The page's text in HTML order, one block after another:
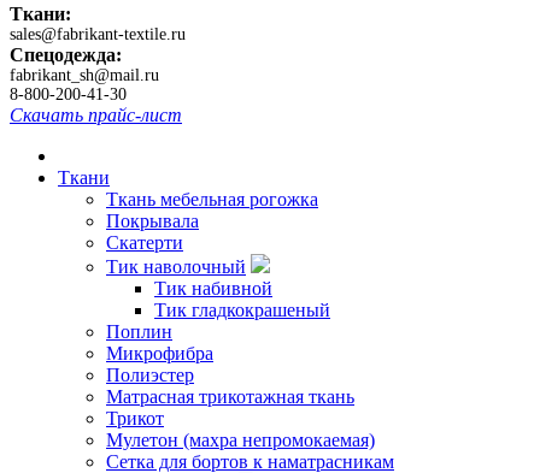
Ткани:
sales@fabrikant-textile.ru
Спецодежда:
fabrikant_sh@mail.ru
8-800-200-41-30
Скачать прайс-лист
Ткани
Ткань мебельная рогожка
Покрывала
Скатерти
Тик наволочный
Тик набивной
Тик гладкокрашеный
Поплин
Микрофибра
Полиэстер
Матрасная трикотажная ткань
Трикот
Мулетон (махра непромокаемая)
Сетка для бортов к наматрасникам